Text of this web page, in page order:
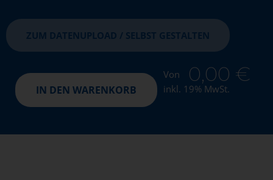
ZUM DATENUPLOAD / SELBST GESTALTEN
IN DEN WARENKORB
Von 0,00 €
inkl. 19% MwSt.